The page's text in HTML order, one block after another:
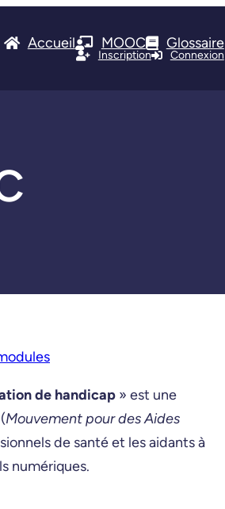
Accueil MOOC Glossaire
Inscription Connexion
de handicap» est une
(Mouvement pour des Aides
de santé et les aidants à
numériques.